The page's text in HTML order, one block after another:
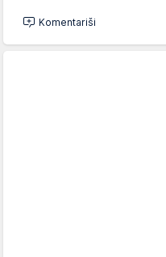
Komentariši